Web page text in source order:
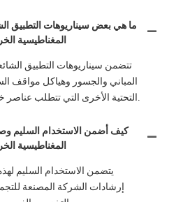
ما هي بعض سيناريوهات التطبيق
المغناطيسية
تتضمن سيناريوهات التطبيق
المباني والجسور وهياكل مواقف
التحتية الأخرى التي تتطلب عناصر خرسانية مسبقة الصب.
كيف أضمن الاستخدام السليم
المغناطيسية
يتضمن الاستخدام السليم لهذه
إرشادات الشركة المصنعة